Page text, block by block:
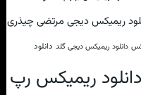
ریمیکس دیجی مرتضی چیذری
دانلود ریمیکس دیجی گلد دانلود
دانلود ریمیکس رپ